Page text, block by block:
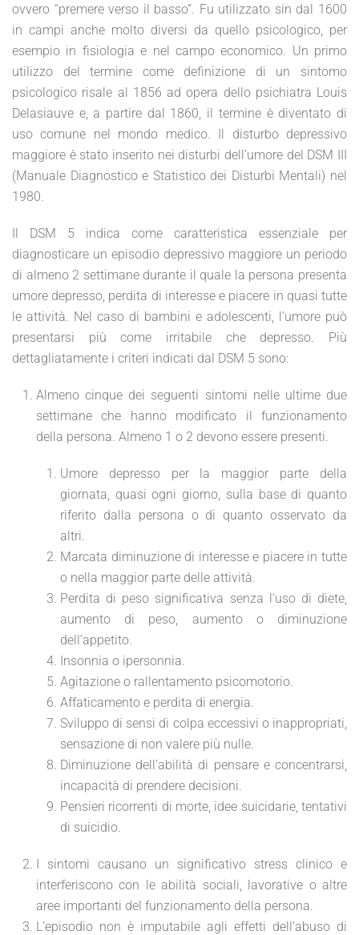
ovvero “premere verso il basso”. Fu utilizzato sin dal 1600
in campi anche molto diversi da quello psicologico, per
esempio in fisiologia e nel campo economico. Un primo
utilizzo del termine come definizione di un sintomo
psicologico risale al 1856 ad opera dello psichiatra Louis
Delasiauve e, a partire dal 1860, il termine è diventato di
uso comune nel mondo medico. Il disturbo depressivo
maggiore è stato inserito nei disturbi dell’umore del DSM III
(Manuale Diagnostico e Statistico dei Disturbi Mentali) nel
1980.
Il DSM 5 indica come caratteristica essenziale per
diagnosticare un episodio depressivo maggiore un periodo
di almeno 2 settimane durante il quale la persona presenta
umore depresso, perdita di interesse e piacere in quasi tutte
le attività. Nel caso di bambini e adolescenti, l’umore può
presentarsi più come irritabile che depresso. Più
dettagliatamente i criteri indicati dal DSM 5 sono:
Almeno cinque dei seguenti sintomi nelle ultime due
settimane che hanno modificato il funzionamento
della persona. Almeno 1 o 2 devono essere presenti.
Umore depresso per la maggior parte della
giornata, quasi ogni giorno, sulla base di quanto
riferito dalla persona o di quanto osservato da
altri.
Marcata diminuzione di interesse e piacere in tutte
o nella maggior parte delle attività.
Perdita di peso significativa senza l’uso di diete,
aumento di peso, aumento o diminuzione
dell’appetito.
Insonnia o ipersonnia.
Agitazione o rallentamento psicomotorio.
Affaticamento e perdita di energia.
Sviluppo di sensi di colpa eccessivi o inappropriati,
sensazione di non valere più nulle.
Diminuzione dell’abilità di pensare e concentrarsi,
incapacità di prendere decisioni.
Pensieri ricorrenti di morte, idee suicidarie, tentativi
di suicidio.
I sintomi causano un significativo stress clinico e
interferiscono con le abilità sociali, lavorative o altre
aree importanti del funzionamento della persona.
L’episodio non è imputabile agli effetti dell’abuso di